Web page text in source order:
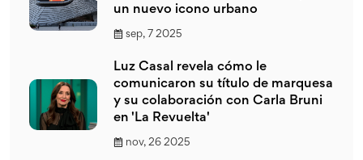
un nuevo icono urbano
sep, 7 2025
Luz Casal revela cómo le
comunicaron su título de marquesa
y su colaboración con Carla Bruni
en 'La Revuelta'
nov, 26 2025